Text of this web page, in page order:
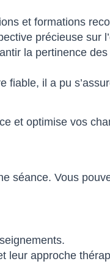
et formations
précieuse sur
la pertinence
il a pu
et optimise vos
séance. Vous
leur approche